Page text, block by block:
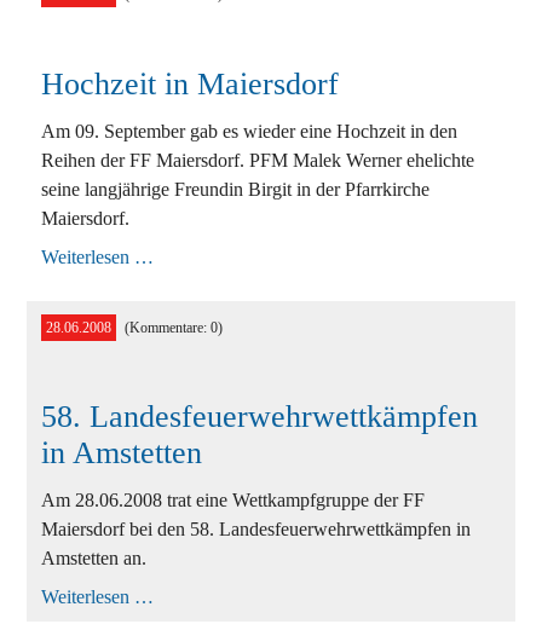
Hochzeit in Maiersdorf
Am 09. September gab es wieder eine Hochzeit in den
Reihen der FF Maiersdorf. PFM Malek Werner ehelichte
seine langjährige Freundin Birgit in der Pfarrkirche
Maiersdorf.
Weiterlesen …
28.06.2008 (Kommentare: 0)
58. Landesfeuerwehrwettkämpfen
in Amstetten
Am 28.06.2008 trat eine Wettkampfgruppe der FF
Maiersdorf bei den 58. Landesfeuerwehrwettkämpfen in
Amstetten an.
Weiterlesen …